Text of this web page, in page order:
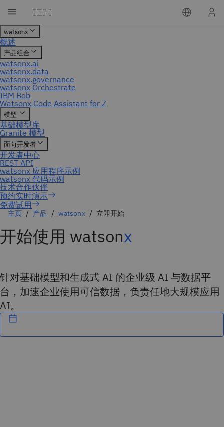
免费试用
主页 产品 watsonx 立即开始
开始使用 watsonx
针对基础模型和生成式 AI 的企业级 AI 与数据平
台，加速企业使用可信数据，负责任地大规模应用
AI。